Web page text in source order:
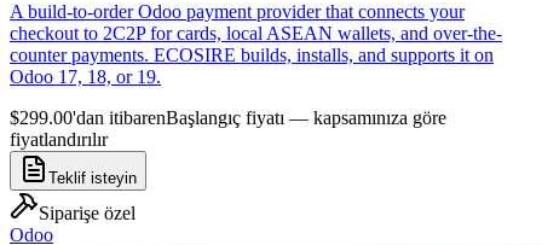
A build-to-order Odoo payment provider that connects your
checkout to 2C2P for cards, local ASEAN wallets, and over-the-
counter payments. ECOSIRE builds, installs, and supports it on
Odoo 17, 18, or 19.
$299.00'dan itibarenBaşlangıç fiyatı — kapsamınıza göre
fiyatlandırılır
Teklif isteyin
Siparişe özel
Odoo